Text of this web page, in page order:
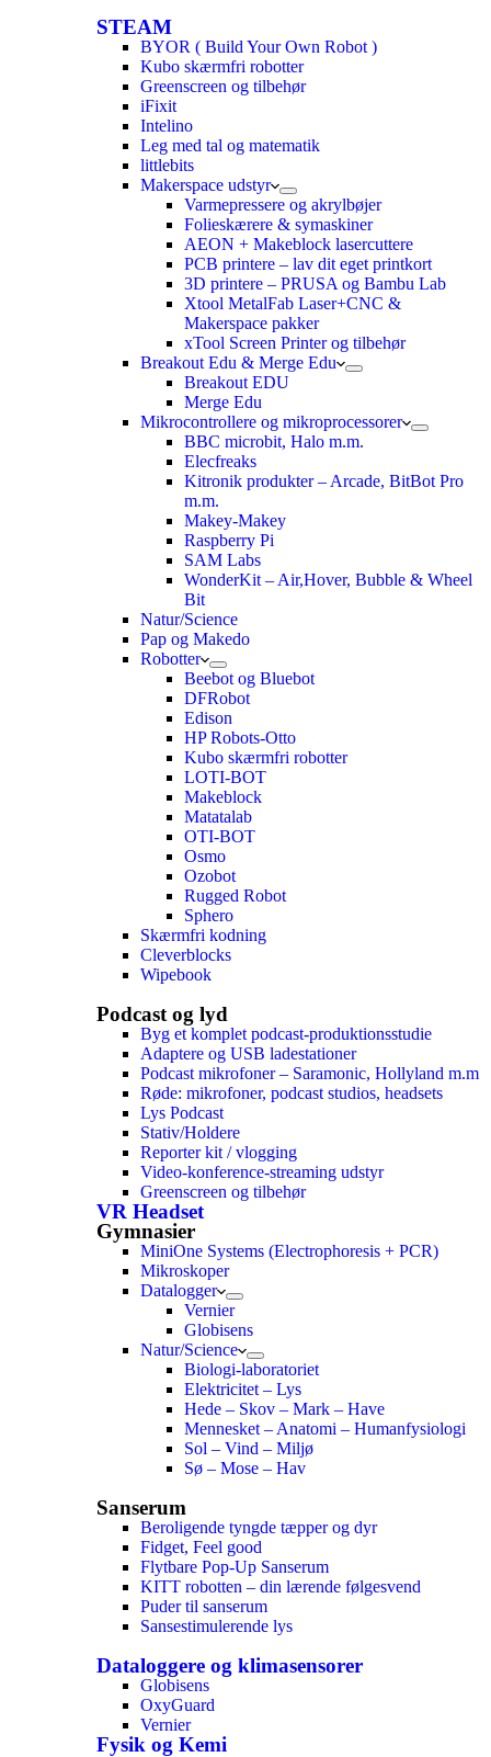
STEAM
BYOR ( Build Your Own Robot )
Kubo skærmfri robotter
Greenscreen og tilbehør
iFixit
Intelino
Leg med tal og matematik
littlebits
Makerspace udstyr
Varmepressere og akrylbøjer
Folieskærere & symaskiner
AEON + Makeblock lasercuttere
PCB printere – lav dit eget printkort
3D printere – PRUSA og Bambu Lab
Xtool MetalFab Laser+CNC &
Makerspace pakker
xTool Screen Printer og tilbehør
Breakout Edu & Merge Edu
Breakout EDU
Merge Edu
Mikrocontrollere og mikroprocessorer
BBC microbit, Halo m.m.
Elecfreaks
Kitronik produkter – Arcade, BitBot Pro
m.m.
Makey-Makey
Raspberry Pi
SAM Labs
WonderKit – Air,Hover, Bubble & Wheel
Bit
Natur/Science
Pap og Makedo
Robotter
Beebot og Bluebot
DFRobot
Edison
HP Robots-Otto
Kubo skærmfri robotter
LOTI-BOT
Makeblock
Matatalab
OTI-BOT
Osmo
Ozobot
Rugged Robot
Sphero
Skærmfri kodning
Cleverblocks
Wipebook
Podcast og lyd
Byg et komplet podcast-produktionsstudie
Adaptere og USB ladestationer
Podcast mikrofoner – Saramonic, Hollyland m.m
Røde: mikrofoner, podcast studios, headsets
Lys Podcast
Stativ/Holdere
Reporter kit / vlogging
Video-konference-streaming udstyr
Greenscreen og tilbehør
VR Headset
Gymnasier
MiniOne Systems (Electrophoresis + PCR)
Mikroskoper
Datalogger
Vernier
Globisens
Natur/Science
Biologi-laboratoriet
Elektricitet – Lys
Hede – Skov – Mark – Have
Mennesket – Anatomi – Humanfysiologi
Sol – Vind – Miljø
Sø – Mose – Hav
Sanserum
Beroligende tyngde tæpper og dyr
Fidget, Feel good
Flytbare Pop-Up Sanserum
KITT robotten – din lærende følgesvend
Puder til sanserum
Sansestimulerende lys
Dataloggere og klimasensorer
Globisens
OxyGuard
Vernier
Fysik og Kemi